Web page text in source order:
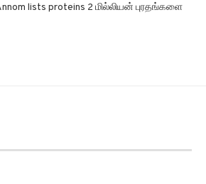
lists proteins 2 மில்லியன் புரதங்களை